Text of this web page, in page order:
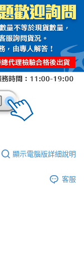
顯示電腦版詳細說明
客服